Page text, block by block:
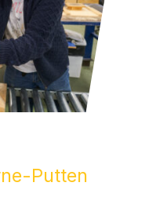
Putten